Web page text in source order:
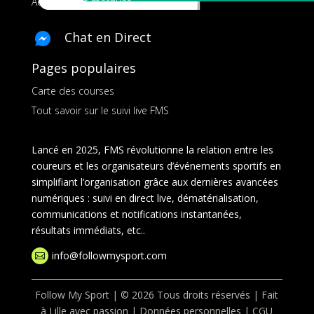
Chat en Direct
Pages populaires
Carte des courses
Tout savoir sur le suivi live FMS
Lancé en 2025, FMS révolutionne la relation entre les
coureurs et les organisateurs d’événements sportifs en
simplifiant l’organisation grâce aux dernières avancées
numériques : suivi en direct live, dématérialisation,
communications et notifications instantanées,
résultats immédiats, etc..
 info@followmysport.com
Follow My Sport | © 2026 Tous droits réservés | Fait
à Lille avec passion | Données personnelles |CGU